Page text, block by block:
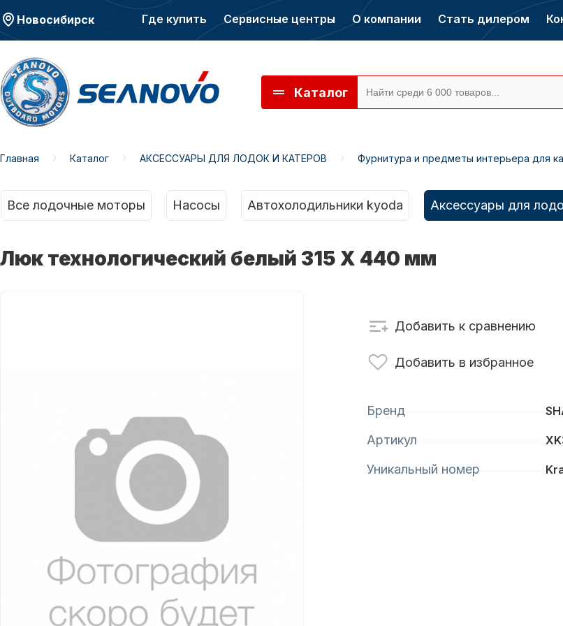
Новосибирск Где купить Сервисные центры О компании Стать дилером
Каталог
Запчасти для ПЛМ
Автохолодильник
Главная Каталог АКСЕССУАРЫ ДЛЯ ЛОДОК И КАТЕРОВ Фурнитура и предметы интерьера для
Все лодочные моторы Насосы Автохолодильники kyoda Аксессуары для
Люк технологический белый 315 Х 440 мм
Добавить к сравнению
Добавить в избранное
Бренд
Артикул
Уникальный номер